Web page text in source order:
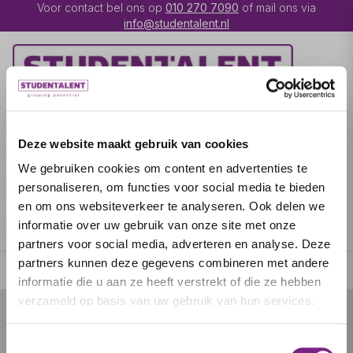
Deze website maakt gebruik van cookies
We gebruiken cookies om content en advertenties te
personaliseren, om functies voor social media te bieden
en om ons websiteverkeer te analyseren. Ook delen we
informatie over uw gebruik van onze site met onze
partners voor social media, adverteren en analyse. Deze
partners kunnen deze gegevens combineren met andere
informatie die u aan ze heeft verstrekt of die ze hebben
verzameld op basis van uw gebruik van hun services.
Voor contact bel ons op 010 270 7090 of mail ons via
info@studentalent.nl
UITZENDKRACHT
IK BEN WERKGEVER OVER STUDENTALENT
SPECIALISATIES